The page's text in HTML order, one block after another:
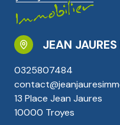
JEAN
0325807484
13 Place Jean Jaures
10000 Troyes